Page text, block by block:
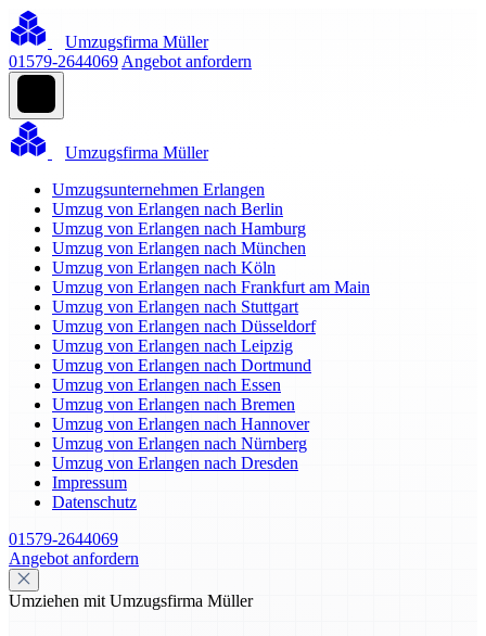
Umzugsfirma Müller
01579-2644069 Angebot anfordern
Umzugsfirma Müller
Umzugsunternehmen Erlangen
Umzug von Erlangen nach Berlin
Umzug von Erlangen nach Hamburg
Umzug von Erlangen nach München
Umzug von Erlangen nach Köln
Umzug von Erlangen nach Frankfurt am Main
Umzug von Erlangen nach Stuttgart
Umzug von Erlangen nach Düsseldorf
Umzug von Erlangen nach Leipzig
Umzug von Erlangen nach Dortmund
Umzug von Erlangen nach Essen
Umzug von Erlangen nach Bremen
Umzug von Erlangen nach Hannover
Umzug von Erlangen nach Nürnberg
Umzug von Erlangen nach Dresden
Impressum
Datenschutz
01579-2644069
Angebot anfordern
Umziehen mit Umzugsfirma Müller